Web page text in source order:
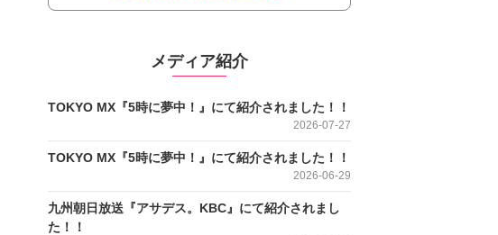
メディア紹介
TOKYO MX『5時に夢中！』にて紹介されました！！
2026-07-27
TOKYO MX『5時に夢中！』にて紹介されました！！
2026-06-29
九州朝日放送『アサデス。KBC』にて紹介されまし
た！！